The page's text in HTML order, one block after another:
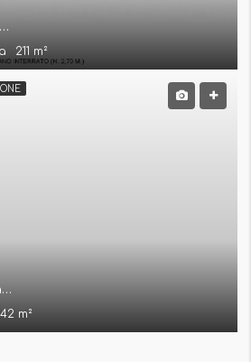
Largo Re Umberto, Torino Appartamento
211 m²
Viale Piemonte “Villaggio Dega” Vinovo Appartamento Bilivello
m²